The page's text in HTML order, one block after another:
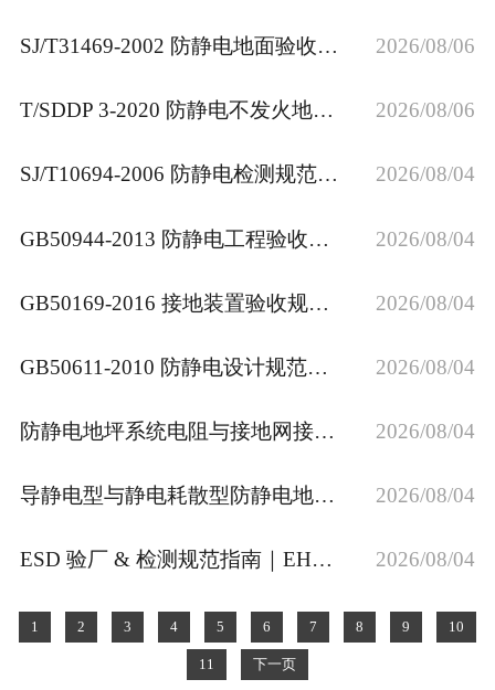
SJ/T31469‑2002 防静电地面验收规范｜地板系统电阻检测要点 2026/08/06
T/SDDP 3‑2020 防静电不发火地坪规程｜防爆车间接地施工验收 2026/08/06
SJ/T10694‑2006 防静电检测规范｜地板接地现场检测验收 2026/08/04
GB50944‑2013 防静电工程验收规范｜地板接地系统验收解读 2026/08/04
GB50169‑2016 接地装置验收规范｜放热焊接接地施工要点 2026/08/04
GB50611‑2010 防静电设计规范｜防静电地板与接地施工验收要点 2026/08/04
防静电地坪系统电阻与接地网接地电阻｜多标准对比及放热焊接施工规范 2026/08/04
导静电型与静电耗散型防静电地板系统电阻标准详解 2026/08/04
ESD 验厂 & 检测规范指南｜EHS 必备防静电稽核自查手册 2026/08/04
1 2 3 4 5 6 7 8 9 10
11 下一页